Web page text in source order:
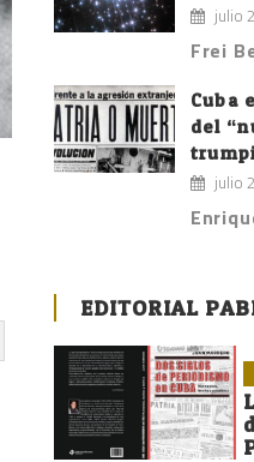
julio
Frei
Cuba
del
julio
EDITORIAL